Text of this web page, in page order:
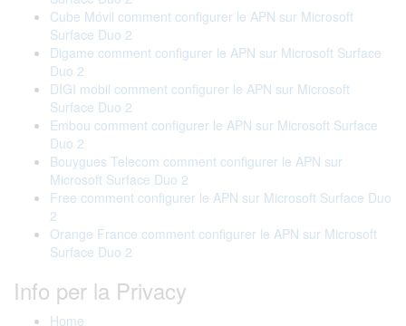
Cube Móvil comment configurer le APN sur Microsoft
Surface Duo 2
Digame comment configurer le APN sur Microsoft Surface
Duo 2
DIGI mobil comment configurer le APN sur Microsoft
Surface Duo 2
Embou comment configurer le APN sur Microsoft Surface
Duo 2
Bouygues Telecom comment configurer le APN sur
Microsoft Surface Duo 2
Free comment configurer le APN sur Microsoft Surface Duo
2
Orange France comment configurer le APN sur Microsoft
Surface Duo 2
Info per la Privacy
Home